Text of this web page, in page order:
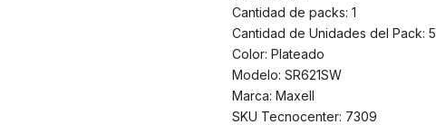
Cantidad de packs: 1
Cantidad de Unidades del Pack: 5
Color: Plateado
Modelo: SR621SW
Marca: Maxell
SKU Tecnocenter: 7309